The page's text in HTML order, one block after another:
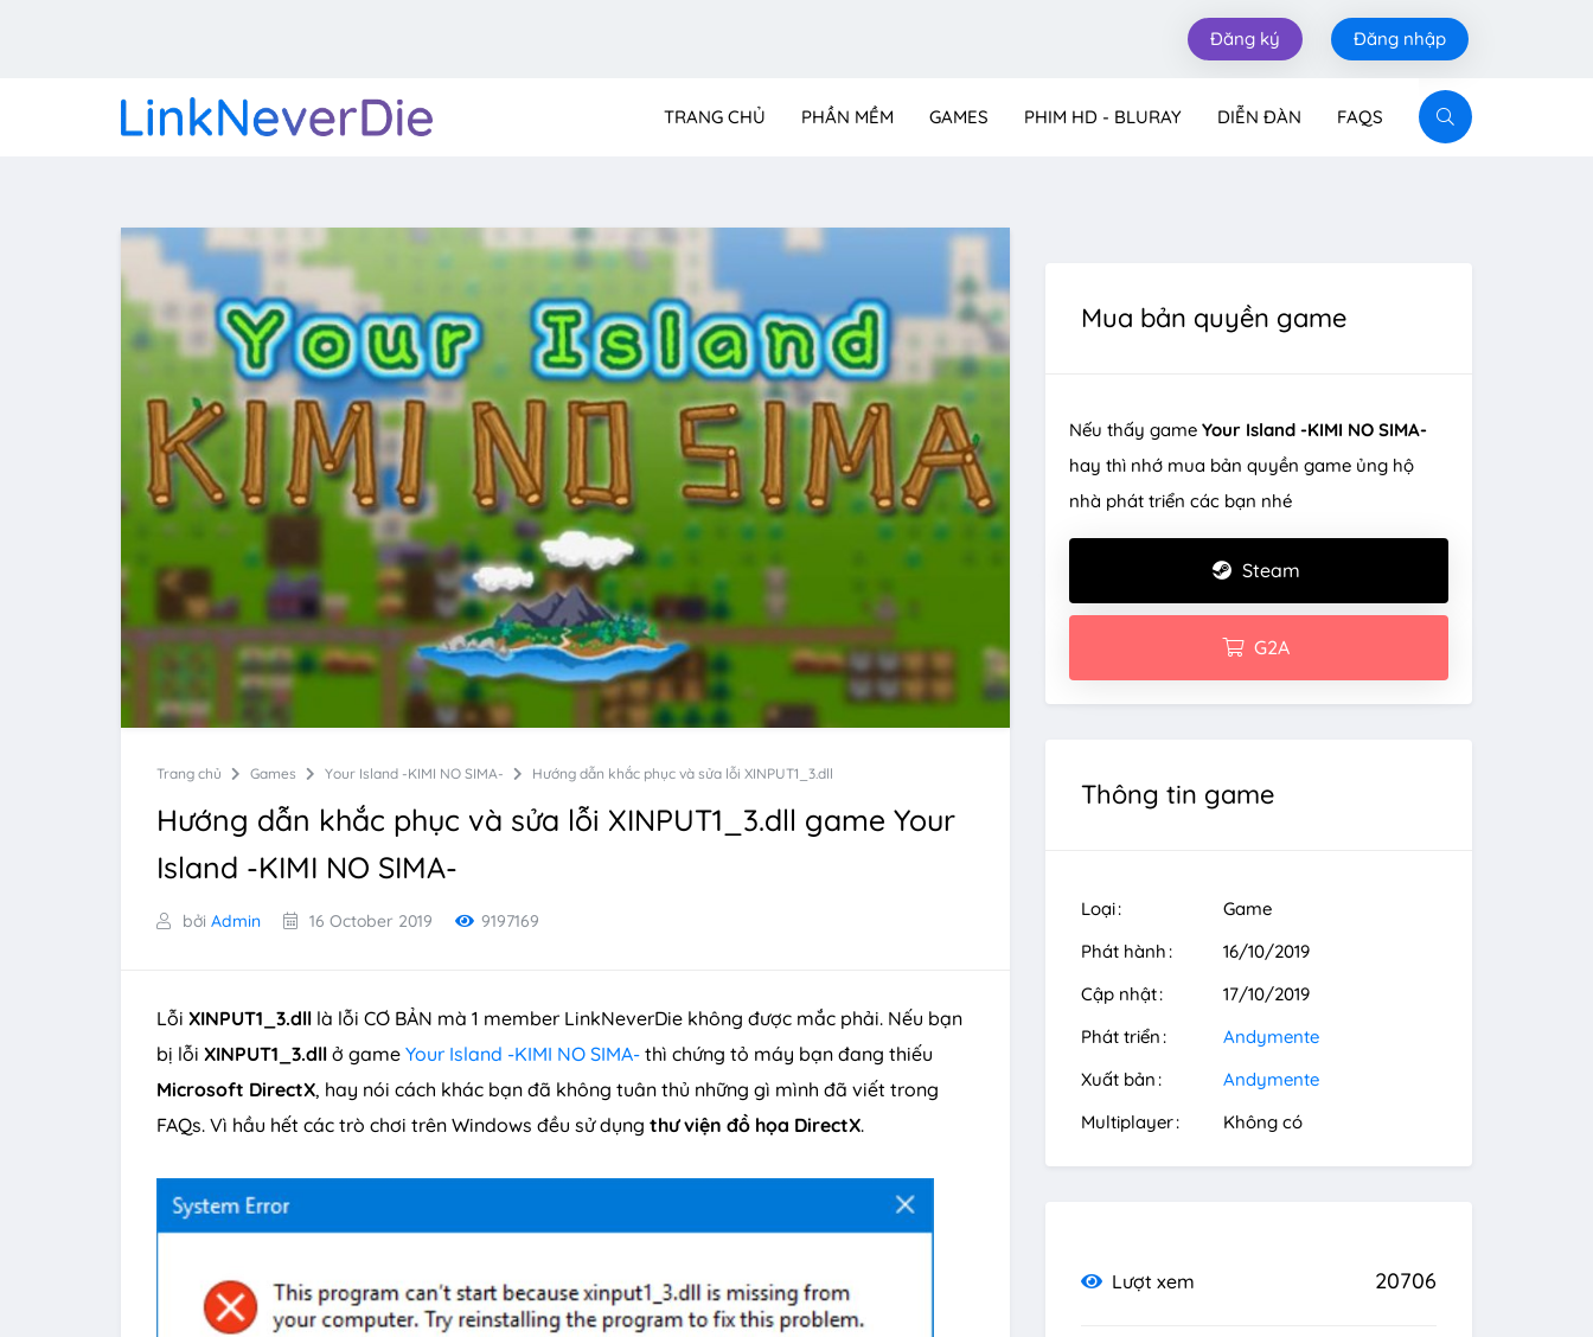
Đăng ký Đăng nhập
TRANG CHỦ PHẦN MỀM GAMES PHIM HD - BLURAY DIỄN ĐÀN FAQS
Trang chủ Games Your Island -KIMI NO SIMA- Hướng dẫn khắc phục và sửa lỗi XINPUT1_3.dll
Hướng dẫn khắc phục và sửa lỗi XINPUT1_3.dll game Your
Island -KIMI NO SIMA-
bởi Admin 16 October 2019 9197169
Lỗi XINPUT1_3.dll là lỗi CƠ BẢN mà 1 member LinkNeverDie không được mắc phải. Nếu bạn
bị lỗi XINPUT1_3.dll ở game Your Island -KIMI NO SIMA- thì chứng tỏ máy bạn đang thiếu
Microsoft DirectX, hay nói cách khác bạn đã không tuân thủ những gì mình đã viết trong
FAQs. Vì hầu hết các trò chơi trên Windows đều sử dụng thư viện đồ họa DirectX.
Mua bản quyền game
Nếu thấy game Your Island -KIMI NO SIMA-
hay thì nhớ mua bản quyền game ủng hộ
nhà phát triển các bạn nhé
Steam
G2A
Thông tin game
Loại
Game
Phát hành
16/10/2019
Cập nhật
17/10/2019
Phát triển
Andymente
Xuất bản
Andymente
Multiplayer
Không có
Lượt xem 20706